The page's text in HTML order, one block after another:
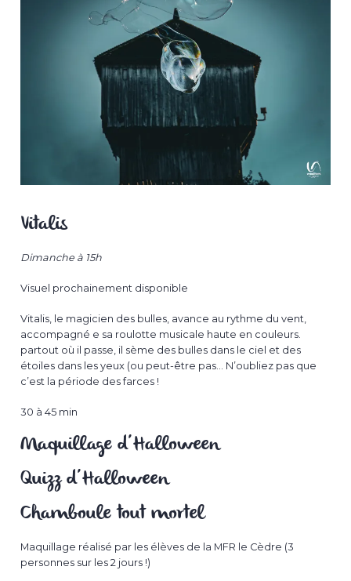
Vitalis
Dimanche à 15h
Visuel prochainement disponible
Vitalis, le magicien des bulles, avance au rythme du vent,
accompagné e sa roulotte musicale haute en couleurs.
partout où il passe, il sème des bulles dans le ciel et des
étoiles dans les yeux (ou peut-être pas… N’oubliez pas que
c’est la période des farces !
30 à 45 min
Maquillage d’Halloween
Quizz d’Halloween
Chamboule tout mortel
Maquillage réalisé par les élèves de la MFR le Cèdre (3
personnes sur les 2 jours !)